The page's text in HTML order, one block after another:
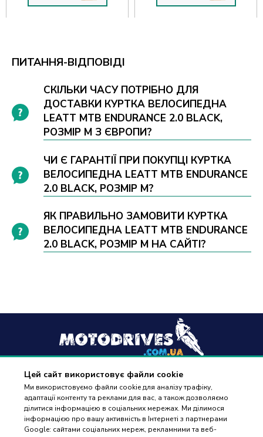
Цей сайт використовує файли cookie
Ми використовуємо файли cookie для аналізу трафіку,
адаптації контенту та реклами для вас, а також дозволяємо
ділитися інформацією в соціальних мережах. Ми ділимося
інформацією про вашу активність в Інтернеті з партнерами
Google: сайтами соціальних мереж, рекламними та веб-
ПИТАННЯ-ВІДПОВІДІ
СКІЛЬКИ ЧАСУ ПОТРІБНО ДЛЯ
ДОСТАВКИ КУРТКА ВЕЛОСИПЕДНА
LEATT MTB ENDURANCE 2.0 BLACK,
РОЗМІР M З ЄВРОПИ?
ЧИ Є ГАРАНТІЇ ПРИ ПОКУПЦІ КУРТКА
ВЕЛОСИПЕДНА LEATT MTB ENDURANCE
2.0 BLACK, РОЗМІР M?
ЯК ПРАВИЛЬНО ЗАМОВИТИ КУРТКА
ВЕЛОСИПЕДНА LEATT MTB ENDURANCE
2.0 BLACK, РОЗМІР M НА САЙТІ?
+38(096) 488 77 88
дзвінки приймаються в робочі дні з 9:00 до 18:00